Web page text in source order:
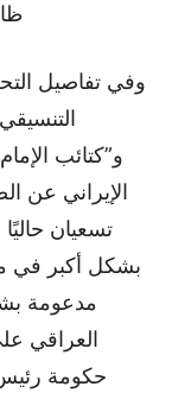
وفي تفاصيل
و”كتائب
الإيراني عن
تسعيان
بشكل أكبر في
مدعومة
العراقي
حكومة